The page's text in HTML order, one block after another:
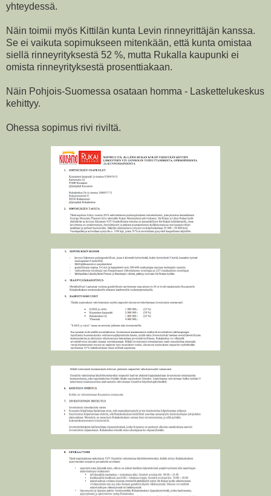
yhteydessä.
Näin toimii myös Kittilän kunta Levin rinneyrittäjän kanssa.
Se ei vaikuta sopimukseen mitenkään, että kunta omistaa
siellä rinneyrityksestä 52 %, mutta Rukalla kaupunki ei
omista rinneyrityksestä prosenttiakaan.
Näin Pohjois-Suomessa osataan homma - Laskettelukeskus
kehittyy.
Ohessa sopimus rivi riviltä.